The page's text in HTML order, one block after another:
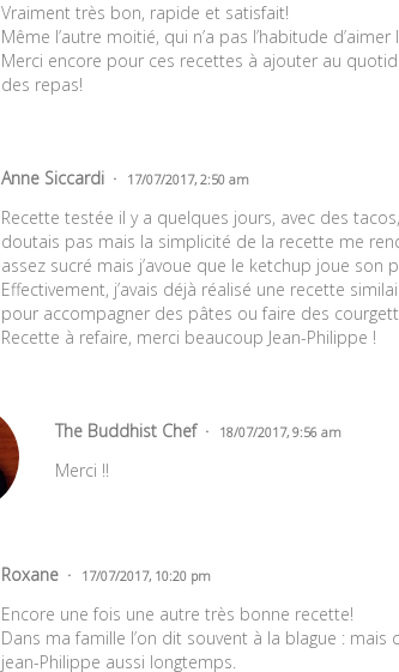
Vraiment très bon, rapide et satisfait!
Même l’autre moitié, qui n’a pas l’habitude
Merci encore pour ces recettes à ajouter au
des repas!
Anne Siccardi 17/07/2017, 2:50 am
Recette testée il y a quelques jours, avec des
doutais pas mais la simplicité de la recette me
assez sucré mais j’avoue que le ketchup joue son
Effectivement, j’avais déjà réalisé une recette
pour accompagner des pâtes ou faire des
Recette à refaire, merci beaucoup Jean-Philippe !
The Buddhist Chef 18/07/2017, 9:56 am
Merci !!
Roxane 17/07/2017, 10:20 pm
Encore une fois une autre très bonne recette!
Dans ma famille l’on dit souvent à la blague :
jean-Philippe aussi longtemps.